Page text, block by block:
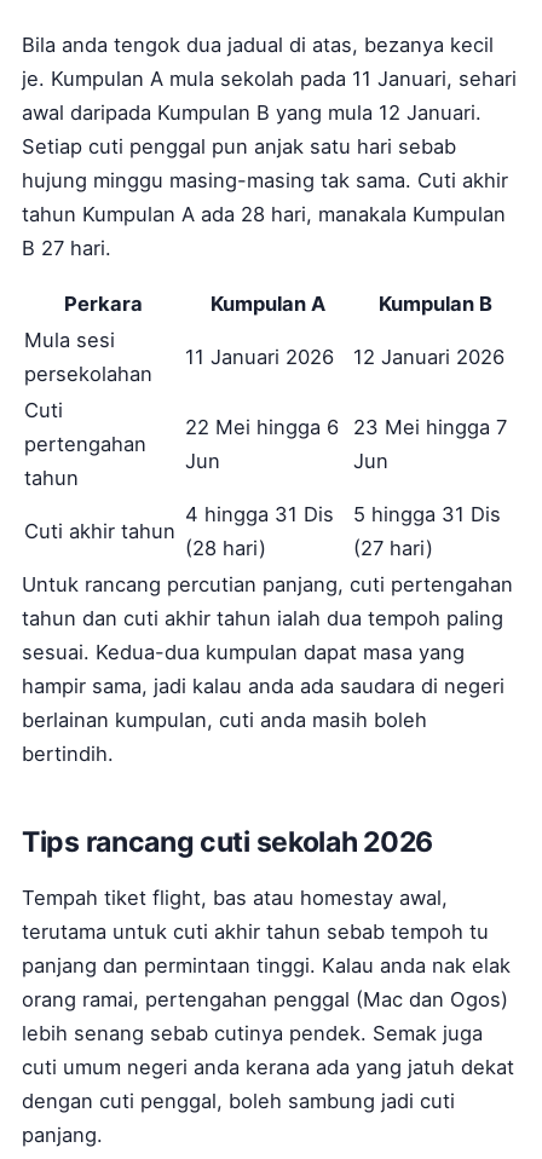
Bila anda tengok dua jadual di atas, bezanya kecil
je. Kumpulan A mula sekolah pada 11 Januari, sehari
awal daripada Kumpulan B yang mula 12 Januari.
Setiap cuti penggal pun anjak satu hari sebab
hujung minggu masing-masing tak sama. Cuti akhir
tahun Kumpulan A ada 28 hari, manakala Kumpulan
B 27 hari.
Perkara Kumpulan A
Kumpulan B
Mula sesi
persekolahan
11 Januari 2026 12 Januari 2026
Cuti
pertengahan
tahun
22 Mei hingga 6
Jun
23 Mei hingga 7
Jun
Cuti akhir tahun
4 hingga 31 Dis
(28 hari)
5 hingga 31 Dis
(27 hari)
Untuk rancang percutian panjang, cuti pertengahan
tahun dan cuti akhir tahun ialah dua tempoh paling
sesuai. Kedua-dua kumpulan dapat masa yang
hampir sama, jadi kalau anda ada saudara di negeri
berlainan kumpulan, cuti anda masih boleh
bertindih.
Tips rancang cuti sekolah 2026
Tempah tiket flight, bas atau homestay awal,
terutama untuk cuti akhir tahun sebab tempoh tu
panjang dan permintaan tinggi. Kalau anda nak elak
orang ramai, pertengahan penggal (Mac dan Ogos)
lebih senang sebab cutinya pendek. Semak juga
cuti umum negeri anda kerana ada yang jatuh dekat
dengan cuti penggal, boleh sambung jadi cuti
panjang.